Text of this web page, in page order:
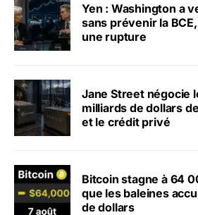
Yen : Washington a
sans prévenir la
une rupture
Jane Street négocie
milliards de dollars
et le crédit privé
Bitcoin stagne à 64
que les baleines
de dollars